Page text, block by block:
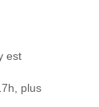
est
plus